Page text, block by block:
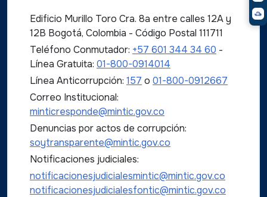
Edificio Murillo Toro Cra. 8a entre calles 12A y
12B Bogotá, Colombia - Código Postal 111711
Teléfono Conmutador: +57 601 344 34 60 -
Línea Gratuita: 01-800-0914014
Línea Anticorrupción: 157 o 01-800-0912667
Correo Institucional:
minticresponde@mintic.gov.co
Denuncias por actos de corrupción:
soytransparente@mintic.gov.co
Notificaciones judiciales:
notificacionesjudicialesmintic@mintic.gov.co
notificacionesjudicialesfontic@mintic.gov.co